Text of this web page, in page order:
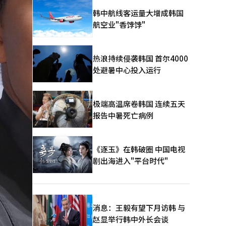
韩中航线客运量大增成韩国
航空业"香饽饽"
热浪持续侵袭韩国 首尔4000
处避暑中心投入运行
极端高温席卷韩国 连续五天
报告中暑死亡病例
《逐玉》在韩破圈 中国电视
剧出海进入"平台时代"
消息：王毅有望下月访韩 与
赵显举行韩中外长会谈